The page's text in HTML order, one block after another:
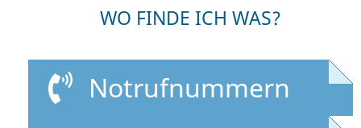
WO FINDE ICH WAS?
Notrufnummern